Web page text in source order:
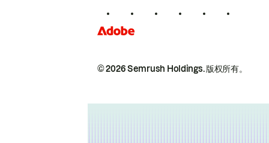
© 2026 Semrush Holdings.版权所有。